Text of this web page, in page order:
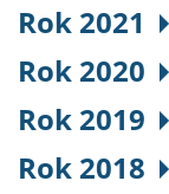
Rok 2021
Rok 2020
Rok 2019
Rok 2018